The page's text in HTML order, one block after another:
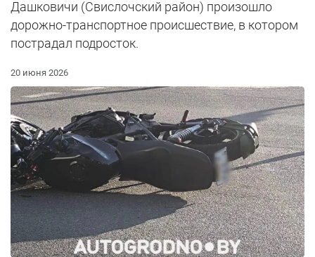
Дашковичи (Свислочский район) произошло
дорожно-транспортное происшествие, в котором
пострадал подросток.
20 июня 2026